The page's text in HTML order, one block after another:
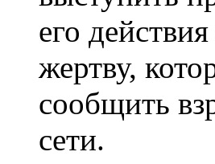
его
жертву,
сообщить
сети.